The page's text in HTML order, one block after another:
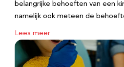
belangrijke behoeften van een
namelijk ook meteen de
Lees meer